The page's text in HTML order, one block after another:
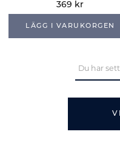
369 kr
LÄGG I VARUKORGEN
Du har